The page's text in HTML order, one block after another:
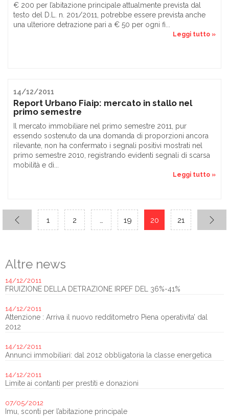
€ 200 per l’abitazione principale attualmente prevista dal
testo del D.L. n. 201/2011, potrebbe essere prevista anche
una ulteriore detrazione pari a € 50 per ogni fi...
Leggi tutto »
14/12/2011
Report Urbano Fiaip: mercato in stallo nel
primo semestre
Il mercato immobiliare nel primo semestre 2011, pur
essendo sostenuto da una domanda di proporzioni ancora
rilevante, non ha confermato i segnali positivi mostrati nel
primo semestre 2010, registrando evidenti segnali di scarsa
mobilità e di...
Leggi tutto »
1 2 … 19 20 21
Altre news
14/12/2011
FRUIZIONE DELLA DETRAZIONE IRPEF DEL 36%-41%
14/12/2011
Attenzione : Arriva il nuovo redditometro Piena operativita’ dal
2012
14/12/2011
Annunci immobiliari: dal 2012 obbligatoria la classe energetica
14/12/2011
Limite ai contanti per prestiti e donazioni
07/05/2012
Imu, sconti per l’abitazione principale